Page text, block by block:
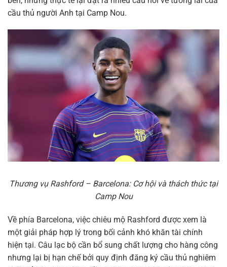
cầu thủ người Anh tại Camp Nou.
Thương vụ Rashford – Barcelona: Cơ hội và thách thức tại
Camp Nou
Về phía Barcelona, việc chiêu mộ Rashford được xem là
một giải pháp hợp lý trong bối cảnh khó khăn tài chính
hiện tại. Câu lạc bộ cần bổ sung chất lượng cho hàng công
nhưng lại bị hạn chế bởi quy định đăng ký cầu thủ nghiêm